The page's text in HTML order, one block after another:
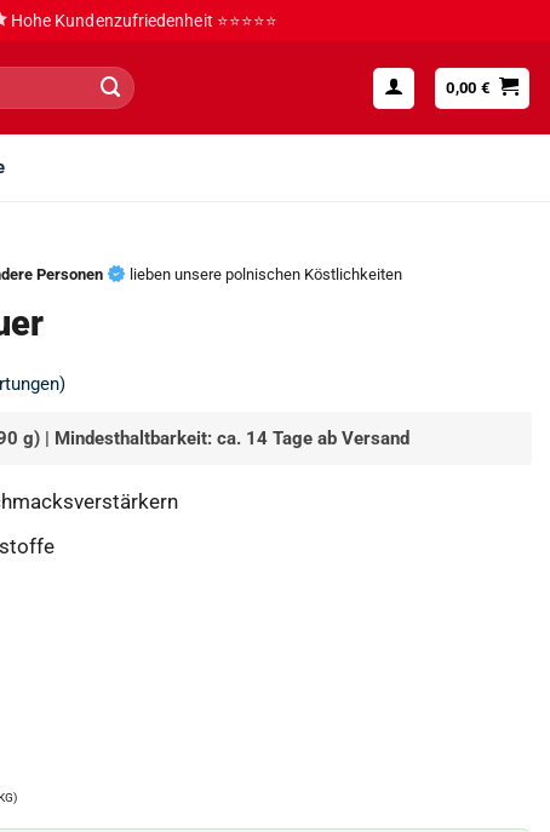
Hohe Kundenzufriedenheit ⭐⭐⭐⭐⭐
0,00€
Personen lieben unsere polnischen Köstlichkeiten
g) | Mindesthaltbarkeit: ca. 14 Tage ab Versand